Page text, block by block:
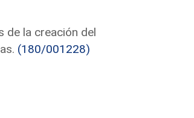
de la creación del
(180/001228)